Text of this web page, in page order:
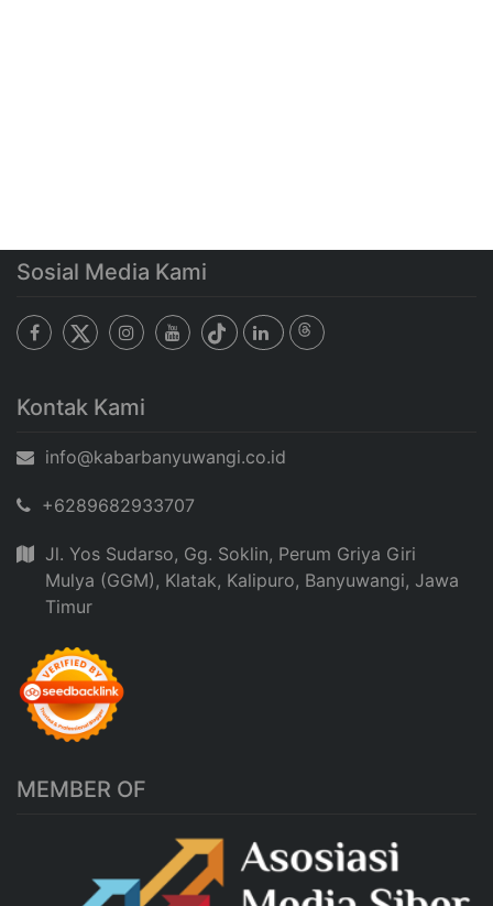
Sosial Media Kami
Kontak Kami
info@kabarbanyuwangi.co.id
+6289682933707
Jl. Yos Sudarso, Gg. Soklin, Perum Griya Giri
Mulya (GGM), Klatak, Kalipuro, Banyuwangi, Jawa
Timur
MEMBER OF